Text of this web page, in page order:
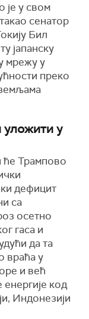
је у свом
сенатор
Бил
јапанску
мрежу у
преко
уложити у
ће Трампово
дефицит
са
осетно
гаса и
да та
враћа у
и већ
код
Индонезији